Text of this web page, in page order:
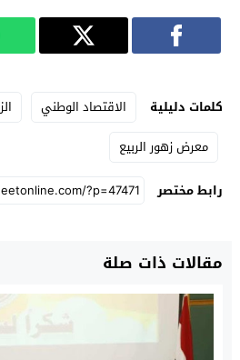
كلمات دليلية الاقتصاد الوطني
معرض زهور الربيع
رابط مختصر
مقالات ذات صلة